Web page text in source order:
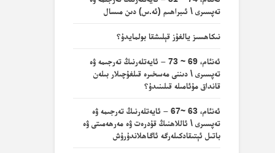
تەپسىرى \ ئىبراھىم (ئە.س) دىن مىسال
نىكاھسىز يالغۇز قېلىشقا بولمايدۇ؟
ئەنئام، 69 ~ 73 – ئايەتلەرنىڭ تەرجىمە ۋە
تەپسىرى \ دىننى مەسخىرە قىلغۇچىلار بىلەن
قانداق مۇئامىلە قىلىنىدۇ؟
ئەنئام، 63 ~67 – ئايەتلەرنىڭ تەرجىمە ۋە
تەپسىرى \ ئاللاھنىڭ قۇدرەت ۋە مەرھەمىتى ۋە
باتىل ئېتىقادكىلەرگە ئاگاھلاندۇرۇش